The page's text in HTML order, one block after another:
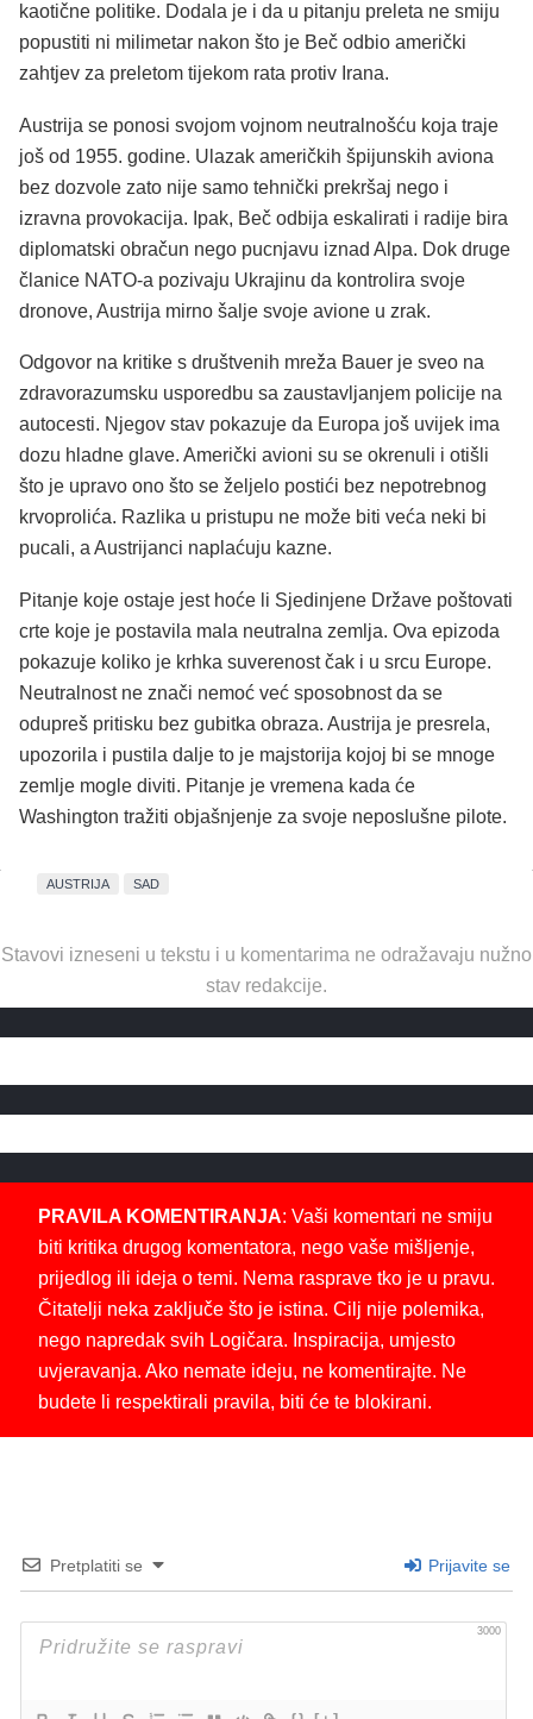
kaotične politike. Dodala je i da u pitanju preleta ne smiju
popustiti ni milimetar nakon što je Beč odbio američki
zahtjev za preletom tijekom rata protiv Irana.
Austrija se ponosi svojom vojnom neutralnošću koja traje
još od 1955. godine. Ulazak američkih špijunskih aviona
bez dozvole zato nije samo tehnički prekršaj nego i
izravna provokacija. Ipak, Beč odbija eskalirati i radije bira
diplomatski obračun nego pucnjavu iznad Alpa. Dok druge
članice NATO-a pozivaju Ukrajinu da kontrolira svoje
dronove, Austrija mirno šalje svoje avione u zrak.
Odgovor na kritike s društvenih mreža Bauer je sveo na
zdravorazumsku usporedbu sa zaustavljanjem policije na
autocesti. Njegov stav pokazuje da Europa još uvijek ima
dozu hladne glave. Američki avioni su se okrenuli i otišli
što je upravo ono što se željelo postići bez nepotrebnog
krvoprolića. Razlika u pristupu ne može biti veća neki bi
pucali, a Austrijanci naplaćuju kazne.
Pitanje koje ostaje jest hoće li Sjedinjene Države poštovati
crte koje je postavila mala neutralna zemlja. Ova epizoda
pokazuje koliko je krhka suverenost čak i u srcu Europe.
Neutralnost ne znači nemoć već sposobnost da se
odupreš pritisku bez gubitka obraza. Austrija je presrela,
upozorila i pustila dalje to je majstorija kojoj bi se mnoge
zemlje mogle diviti. Pitanje je vremena kada će
Washington tražiti objašnjenje za svoje neposlušne pilote.
AUSTRIJA SAD
Stavovi izneseni u tekstu i u komentarima ne odražavaju nužno
stav redakcije.
PRAVILA KOMENTIRANJA: Vaši komentari ne smiju
biti kritika drugog komentatora, nego vaše mišljenje,
prijedlog ili ideja o temi. Nema rasprave tko je u pravu.
Čitatelji neka zaključe što je istina. Cilj nije polemika,
nego napredak svih Logičara. Inspiracija, umjesto
uvjeravanja. Ako nemate ideju, ne komentirajte. Ne
budete li respektirali pravila, biti će te blokirani.
Pretplatiti se Prijavite se
3000